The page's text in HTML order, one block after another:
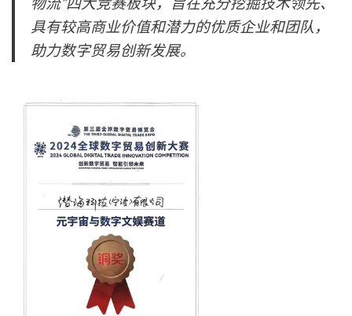
具有较高商业价值和潜力的优质企业和团队，
助力数字贸易创新发展。